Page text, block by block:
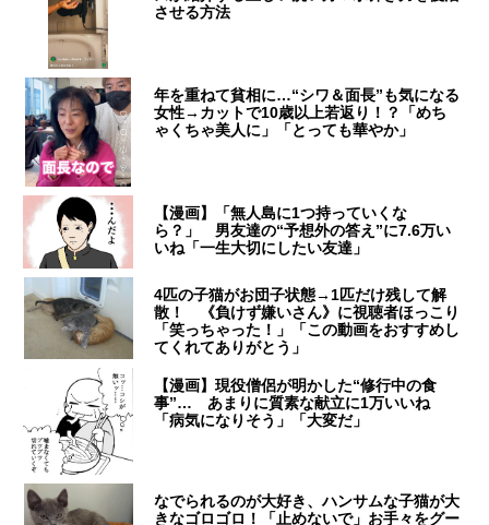
させる方法
年を重ねて貧相に…“シワ＆面長”も気になる
女性→カットで10歳以上若返り！？「めち
ゃくちゃ美人に」「とっても華やか」
【漫画】「無人島に1つ持っていくな
ら？」 男友達の“予想外の答え”に7.6万い
いね「一生大切にしたい友達」
4匹の子猫がお団子状態→1匹だけ残して解
散！ 《負けず嫌いさん》に視聴者ほっこり
「笑っちゃった！」「この動画をおすすめし
てくれてありがとう」
【漫画】現役僧侶が明かした“修行中の食
事”… あまりに質素な献立に1万いいね
「病気になりそう」「大変だ」
なでられるのが大好き、ハンサムな子猫が大
きなゴロゴロ！「止めないで」お手々をグー